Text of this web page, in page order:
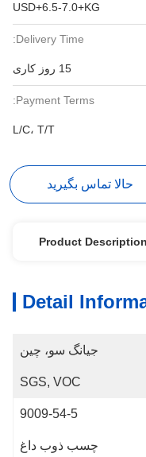
USD+6.5-7.0+KG
Delivery Time:
15 روز کاری
Payment Terms:
L/C، T/T
حالا تماس بگیرید
Product
Detail
جیانگ سو، چین
SGS, VOC
9009-54-5
چسب ذوب داغ